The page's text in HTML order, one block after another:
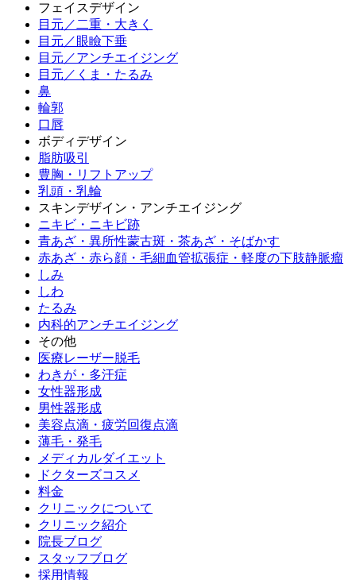
フェイスデザイン
目元／二重・大きく
目元／眼瞼下垂
目元／アンチエイジング
目元／くま・たるみ
鼻
輪郭
口唇
ボディデザイン
脂肪吸引
豊胸・リフトアップ
乳頭・乳輪
スキンデザイン・アンチエイジング
ニキビ・ニキビ跡
青あざ・異所性蒙古斑・茶あざ・そばかす
赤あざ・赤ら顔・毛細血管拡張症・軽度の下肢静脈瘤
しみ
しわ
たるみ
内科的アンチエイジング
その他
医療レーザー脱毛
わきが・多汗症
女性器形成
男性器形成
美容点滴・疲労回復点滴
薄毛・発毛
メディカルダイエット
ドクターズコスメ
料金
クリニックについて
クリニック紹介
院長ブログ
スタッフブログ
採用情報